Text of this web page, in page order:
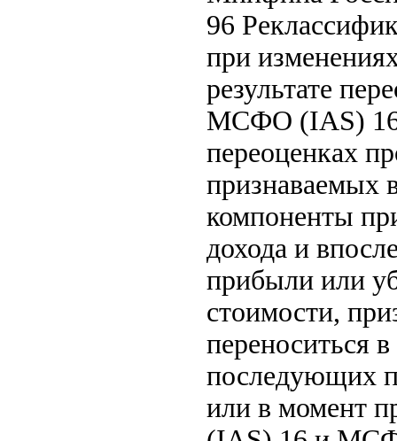
96
при
результате
МСФО (IAS)
переоценках
признаваемых
компоненты
дохода и
прибыли или
стоимости,
переноситься
последующих
или в момент